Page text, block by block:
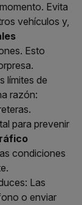
Evita
vehículos y,
Esto
límites de
razón:
para prevenir
condiciones
Las
o enviar